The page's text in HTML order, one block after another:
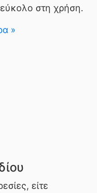
στη χρήση.
είτε